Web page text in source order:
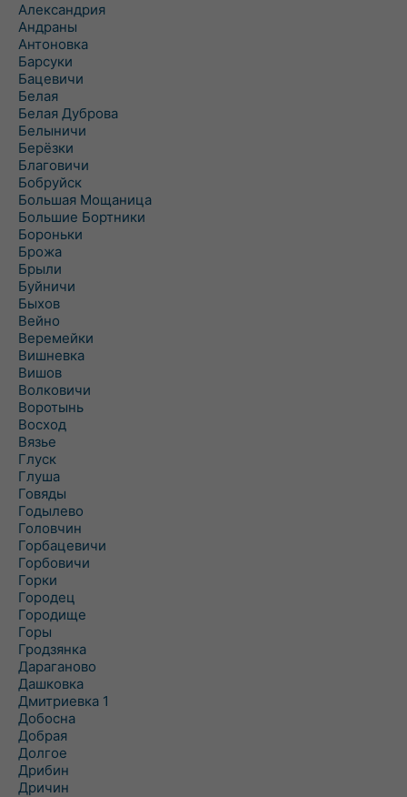
Александрия
Андраны
Антоновка
Барсуки
Бацевичи
Белая
Белая Дуброва
Белыничи
Берёзки
Благовичи
Бобруйск
Большая Мощаница
Большие Бортники
Бороньки
Брожа
Брыли
Буйничи
Быхов
Вейно
Веремейки
Вишневка
Вишов
Волковичи
Воротынь
Восход
Вязье
Глуск
Глуша
Говяды
Годылево
Головчин
Горбацевичи
Горбовичи
Горки
Городец
Городище
Горы
Гродзянка
Дараганово
Дашковка
Дмитриевка 1
Добосна
Добрая
Долгое
Дрибин
Дричин